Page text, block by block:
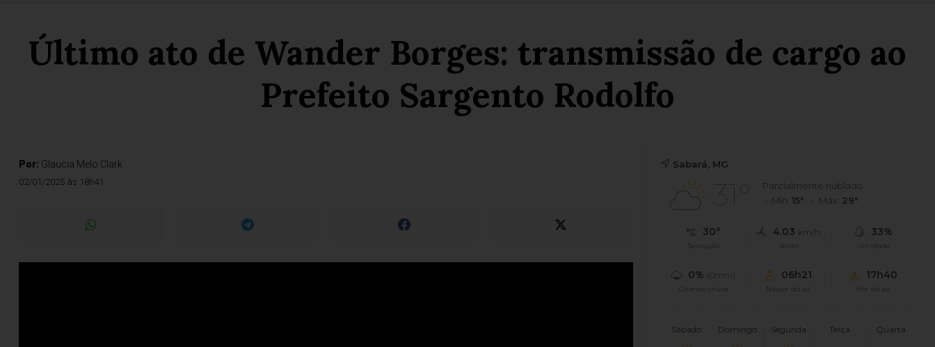
Último ato de Wander Borges: transmissão de cargo ao
Prefeito Sargento Rodolfo
Por: Glaucia Melo Clark
02/01/2025 às 18h41
Sabará, MG
31°
Parcialmente nublado
Mín. 15° Máx. 29°
30°
Sensação
4.03 km/h
Vento
33%
Umidade
0% (0mm)
Chance chuva
06h21
Nascer do sol
17h40
Pôr do sol
Sábado Domingo Segunda Terça Quarta